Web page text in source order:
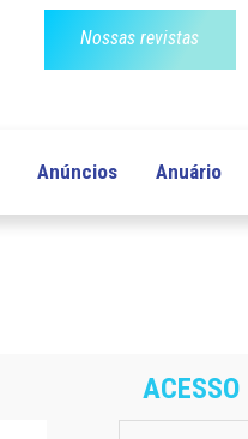
Nossas revistas
Anúncios Anuário